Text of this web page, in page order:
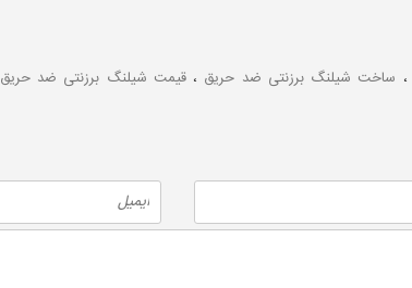
، ساخت شیلنگ برزنتی ضد حریق ،قیمت شیلنگ برزنتی ضد حریق